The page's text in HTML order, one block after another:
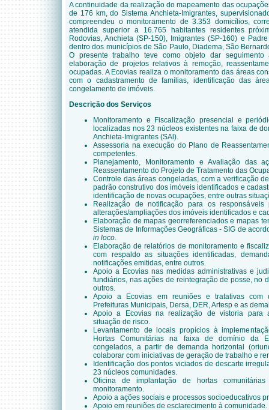
A continuidade da realização do mapeamento das
de 176 km, do Sistema Anchieta-Imigrantes,
compreendeu o monitoramento de 3.353 domicílios,
atendida superior a 16.765 habitantes residentes
Rodovias, Anchieta (SP-150), Imigrantes (SP-160) e
dentro dos municípios de São Paulo, Diadema, São
O presente trabalho teve como objeto dar
elaboração de projetos relativos à remoção,
ocupadas. A Ecovias realiza o monitoramento das áreas
com o cadastramento de famílias, identificação das
congelamento de imóveis.
Descrição dos Serviços
Monitoramento e Fiscalização presencial e
localizadas nos 23 núcleos existentes na faixa de
Anchieta-Imigrantes (SAl).
Assessoria na execução do Plano de
competentes.
Planejamento, Monitoramento e Avaliação das
Reassentamento do Projeto de Tratamento das
Controle das áreas congeladas, com a verificação
padrão construtivo dos imóveis identificados e
identificação de novas ocupações, entre outras
Realização de notificação para os
alterações/ampliações dos imóveis identificados e
Elaboração de mapas georreferenciados e mapas
Sistemas de Informações Geográficas - SIG de
in loco.
Elaboração de relatórios de monitoramento e
com respaldo as situações identificadas,
notificações emitidas, entre outros.
Apoio a Ecovias nas medidas administrativas e
fundiários, nas ações de reintegração de posse, no
outros.
Apoio a Ecovias em reuniões e tratativas com
Prefeituras Municipais, Dersa, DER, Artesp e as
Apoio a Ecovias na realização de vistoria para
situação de risco.
Levantamento de locais propícios à
Hortas Comunitárias na faixa de domínio da
congelados, a partir de demanda horizontal
colaborar com iniciativas de geração de trabalho e
Identificação dos pontos viciados de descarte
23 núcleos comunidades.
Oficina de implantação de hortas
monitoramento.
Apoio a ações sociais e processos socioeducativos
Apoio em reuniões de esclarecimento à comunidade.